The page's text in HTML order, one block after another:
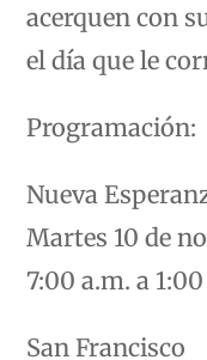
el día que le
Programación:
Nueva
Martes 10 de
7:00 a.m. a 1:00
San Francisco